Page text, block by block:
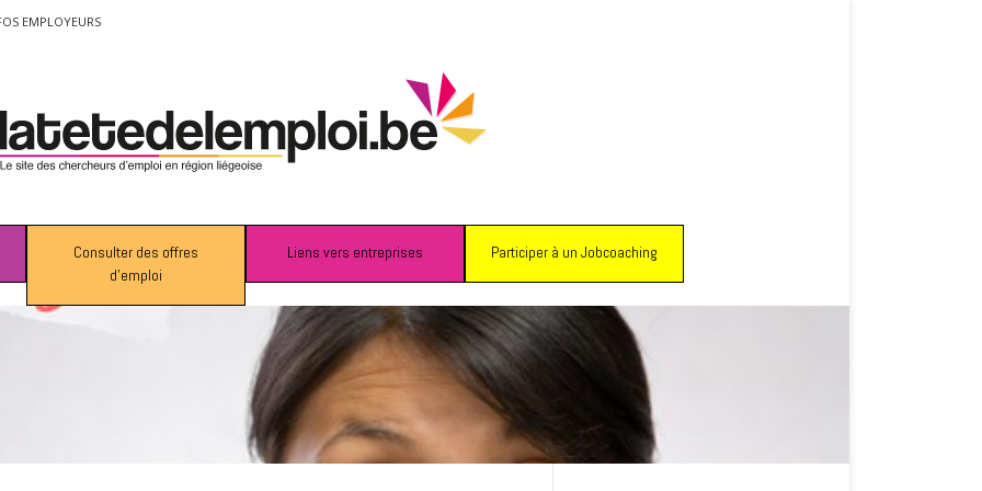
EMPLOYEURS
Consulter des offres
d’emploi
Liens vers entreprises Participer à un Jobcoaching